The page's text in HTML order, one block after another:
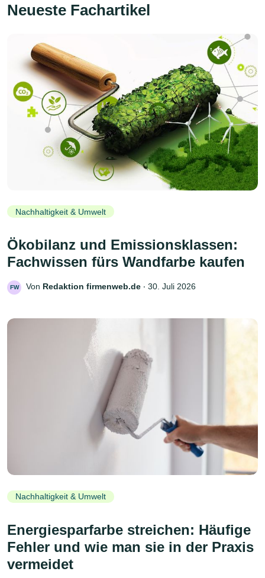
Neueste Fachartikel
Nachhaltigkeit & Umwelt
Ökobilanz und Emissionsklassen:
Fachwissen fürs Wandfarbe kaufen
FW Von Redaktion firmenweb.de ‧ 30. Juli 2026
Nachhaltigkeit & Umwelt
Energiesparfarbe streichen: Häufige
Fehler und wie man sie in der Praxis
vermeidet